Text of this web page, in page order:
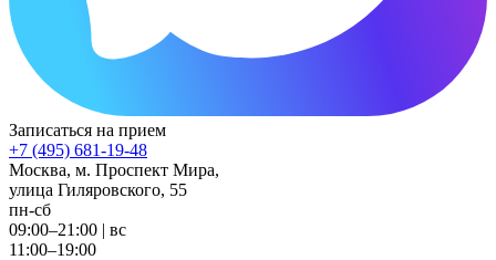
Записаться на прием
+7 (495) 681-19-48
Москва, м. Проспект Мира,
улица Гиляровского, 55
пн-сб
09:00–21:00 | вс
11:00–19:00